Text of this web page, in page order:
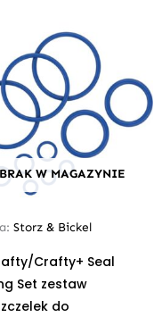
BRAK W MAGAZYNIE
Storz & Bickel
Crafty+ Seal
Set zestaw
do